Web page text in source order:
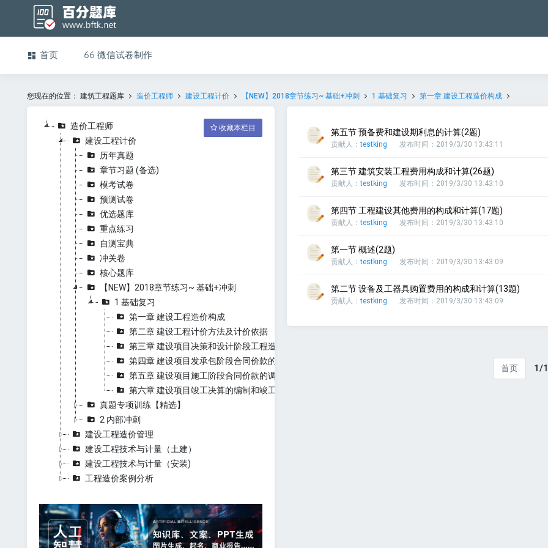
首页 微信试卷制作
您现在的位置： 建筑工程题库 造价工程师 建设工程计价 【NEW】2018章节练习~ 基础+冲刺 1 基础复习 第一章 建设工程造价构成
收藏本栏目
造价工程师
建设工程计价
历年真题
章节习题 (备选)
模考试卷
预测试卷
优选题库
重点练习
自测宝典
冲关卷
核心题库
【NEW】2018章节练习~ 基础+冲刺
1 基础复习
第一章 建设工程造价构成
第二章 建设工程计价方法及计价依据
第三章 建设项目决策和设计阶段工程造价的预测
第四章 建设项目发承包阶段合同价款的约定
第五章 建设项目施工阶段合同价款的调整和结算
第六章 建设项目竣工决算的编制和竣工后质量保证金的处理
真题专项训练【精选】
2 内部冲刺
建设工程造价管理
建设工程技术与计量（土建）
建设工程技术与计量（安装)
工程造价案例分析
第五节 预备费和建设期利息的计算(2题)
贡献人：testking 发布时间：2019/3/30 13:43:11
第三节 建筑安装工程费用构成和计算(26题)
贡献人：testking 发布时间：2019/3/30 13:43:10
第四节 工程建设其他费用的构成和计算(17题)
贡献人：testking 发布时间：2019/3/30 13:43:10
第一节 概述(2题)
贡献人：testking 发布时间：2019/3/30 13:43:09
第二节 设备及工器具购置费用的构成和计算(13题)
贡献人：testking 发布时间：2019/3/30 13:43:09
首页 1/